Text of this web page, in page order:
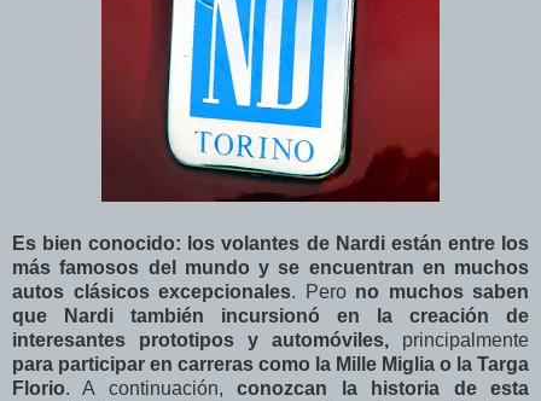
Es bien conocido: los volantes de Nardi están entre los
más famosos del mundo y se encuentran en muchos
autos clásicos excepcionales. Pero no muchos saben
que Nardi también incursionó en la creación de
interesantes prototipos y automóviles, principalmente
para participar en carreras como la Mille Miglia o la Targa
Florio. A continuación, conozcan la historia de esta